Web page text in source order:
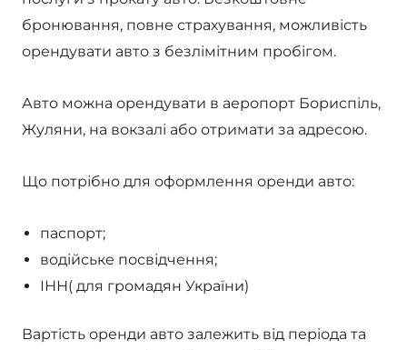
бронювання, повне страхування, можливість
орендувати авто з безлімітним пробігом.
Авто можна орендувати в аеропорт Бориспіль,
Жуляни, на вокзалі або отримати за адресою.
Що потрібно для оформлення оренди авто:
паспорт;
водійське посвідчення;
ІНН( для громадян України)
Вартість оренди авто залежить від періода та